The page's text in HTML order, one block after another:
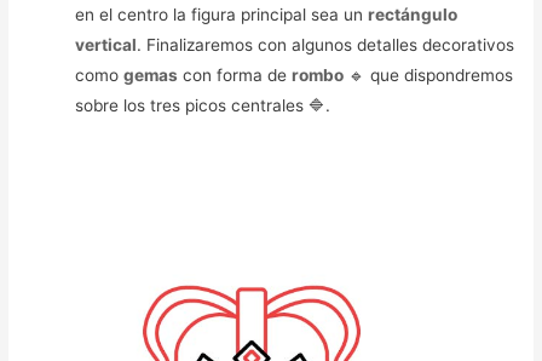
en el centro la figura principal sea unrectángulo
vertical. Finalizaremos con algunos detalles decorativos
comogemas con forma derombo 🔹 que dispondremos
sobre los tres picos centrales 🔷.